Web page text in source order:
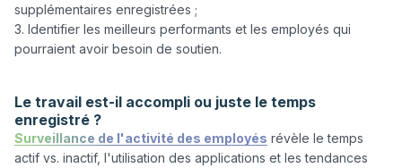
supplémentaires enregistrées ;
3. Identifier les meilleurs performants et les employés qui
pourraient avoir besoin de soutien.
Le travail est-il accompli ou juste le temps
enregistré ?
Surveillance de l'activité des employés révèle le temps
actif vs. inactif, l'utilisation des applications et les tendances